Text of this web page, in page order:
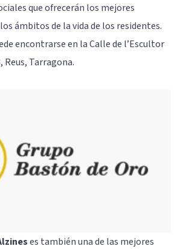
que ofrecerán los mejores
ámbitos de la vida de los residentes.
encontrarse en la Calle de l’Escultor
Reus, Tarragona.
es también una de las mejores